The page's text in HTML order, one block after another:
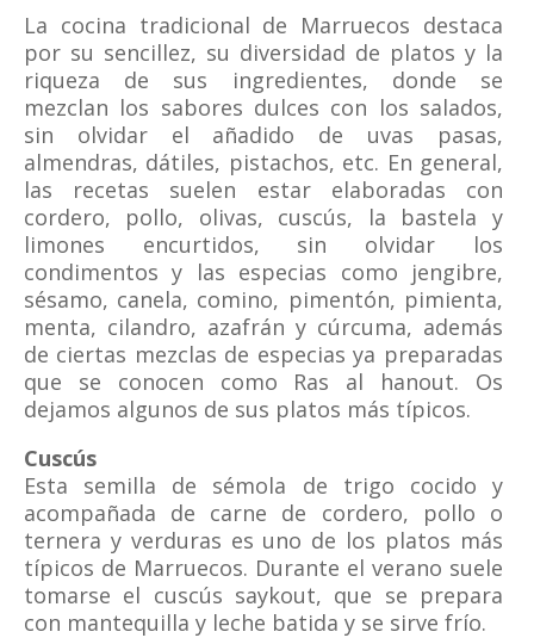
La cocina tradicional de Marruecos destaca
por su sencillez, su diversidad de platos y la
riqueza de sus ingredientes, donde se
mezclan los sabores dulces con los salados,
sin olvidar el añadido de uvas pasas,
almendras, dátiles, pistachos, etc. En general,
las recetas suelen estar elaboradas con
cordero, pollo, olivas, cuscús, la bastela y
limones encurtidos, sin olvidar los
condimentos y las especias como jengibre,
sésamo, canela, comino, pimentón, pimienta,
menta, cilandro, azafrán y cúrcuma, además
de ciertas mezclas de especias ya preparadas
que se conocen como Ras al hanout. Os
dejamos algunos de sus platos más típicos.
Cuscús
Esta semilla de sémola de trigo cocido y
acompañada de carne de cordero, pollo o
ternera y verduras es uno de los platos más
típicos de Marruecos. Durante el verano suele
tomarse el cuscús saykout, que se prepara
con mantequilla y leche batida y se sirve frío.